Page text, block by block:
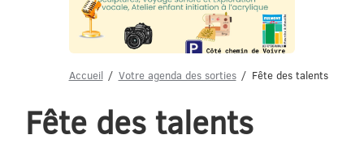
Accueil Votre agenda des sorties Fête des talents
Fête des talents